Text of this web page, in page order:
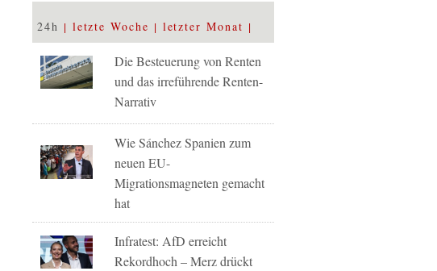
24h letzte Woche letzter Monat
Die Besteuerung von Renten
und das irreführende Renten-
Narrativ
Wie Sánchez Spanien zum
neuen EU-
Migrationsmagneten gemacht
hat
Infratest: AfD erreicht
Rekordhoch – Merz drückt